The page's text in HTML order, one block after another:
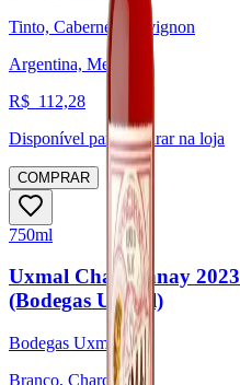
Tinto, Cabernet Sauvignon
Argentina, Mendoza
R$ 112,28
Disponível para: Retirar na loja
COMPRAR
750ml
Uxmal Chardonnay 2023
(Bodegas Uxmal)
Bodegas Uxmal
Branco, Chardonnay